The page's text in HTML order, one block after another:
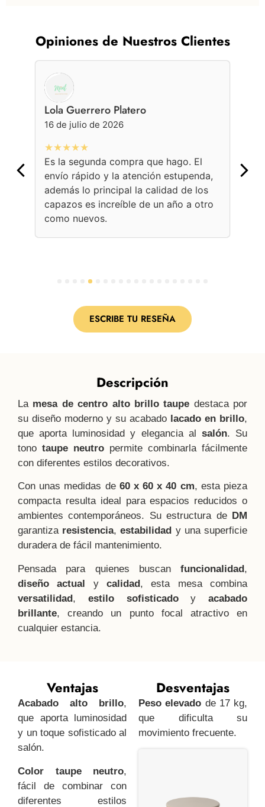
Opiniones de Nuestros Clientes
Lola Guerrero Platero
16 de julio de 2026
★★★★★
Es la segunda compra que hago. El
envío rápido y la atención estupenda,
además lo principal la calidad de los
capazos es increíble de un año a otro
como nuevos.
9
ESCRIBE TU RESEÑA
Descripción
La mesa de centro alto brillo taupe destaca por
su diseño moderno y su acabado lacado en brillo,
que aporta luminosidad y elegancia al salón. Su
tono taupe neutro permite combinarla fácilmente
con diferentes estilos decorativos.
Con unas medidas de 60 x 60 x 40 cm, esta pieza
compacta resulta ideal para espacios reducidos o
ambientes contemporáneos. Su estructura de DM
garantiza resistencia,estabilidad y una superficie
duradera de fácil mantenimiento.
Pensada para quienes buscan funcionalidad,
diseño actual ycalidad, esta mesa combina
versatilidad, estilo sofisticadoy acabado
brillante, creando un punto focal atractivo en
cualquier estancia.
Ventajas
Acabado alto brillo,
que aporta luminosidad
y un toque sofisticado al
salón.
Color taupe neutro,
fácil de combinar con
diferentes estilos
Desventajas
Peso elevado de 17 kg,
que dificulta su
movimiento frecuente.